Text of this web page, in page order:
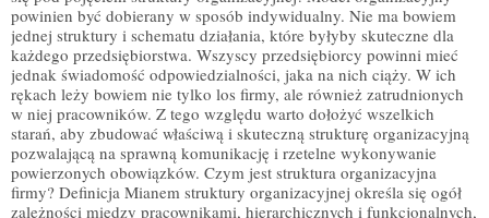
powinien być dobierany w sposób indywidualny. Nie ma bowiem
jednej struktury i schematu działania, które byłyby skuteczne dla
każdego przedsiębiorstwa. Wszyscy przedsiębiorcy powinni mieć
jednak świadomość odpowiedzialności, jaka na nich ciąży. W ich
rękach leży bowiem nie tylko los firmy, ale również zatrudnionych
w niej pracowników. Z tego względu warto dołożyć wszelkich
starań, aby zbudować właściwą i skuteczną strukturę organizacyjną
pozwalającą na sprawną komunikację i rzetelne wykonywanie
powierzonych obowiązków. Czym jest struktura organizacyjna
firmy? Definicja Mianem struktury organizacyjnej określa się ogół
zależności między pracownikami, hierarchicznych i funkcjonalnych,